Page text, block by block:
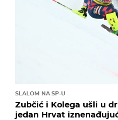
SLALOM NA SP-U
Zubčić i Kolega ušli u
jedan Hrvat